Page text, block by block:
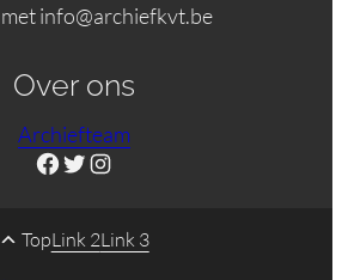
info@archiefkvt.be
Over ons
Archiefteam
Facebook Twitter Instagram
TopLink 2Link 3